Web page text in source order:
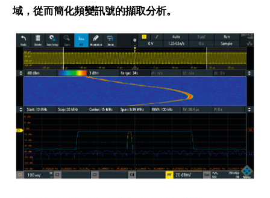
域，從而簡化頻變訊號的擷取分析。